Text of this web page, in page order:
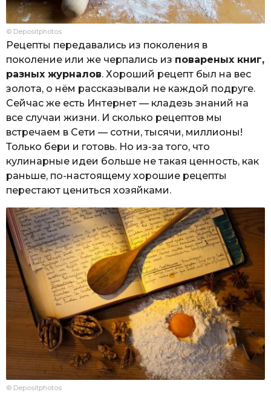
© Depositphotos
Рецепты передавались из поколения в
поколение или же черпались из повареных книг,
разных журналов. Хороший рецепт был на вес
золота, о нём рассказывали не каждой подруге.
Сейчас же есть Интернет — кладезь знаний на
все случаи жизни. И сколько рецептов мы
встречаем в Сети — сотни, тысячи, миллионы!
Только бери и готовь. Но из-за того, что
кулинарные идеи больше не такая ценность, как
раньше, по-настоящему хорошие рецепты
перестают цениться хозяйками.
© Depositphotos